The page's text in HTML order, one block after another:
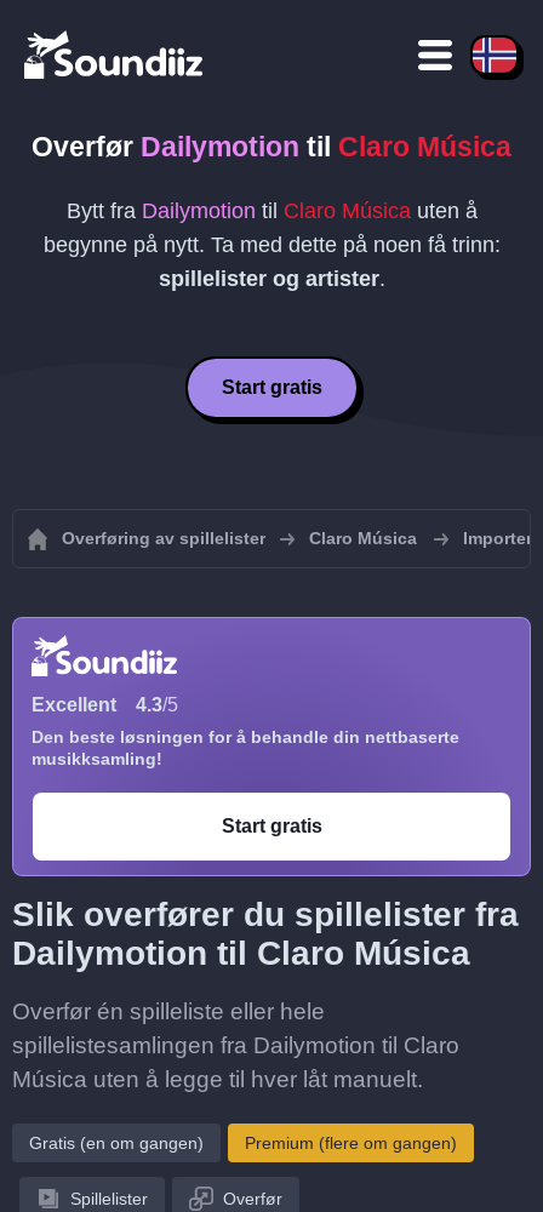
Overfør Dailymotion til Claro Música
Bytt fra Dailymotion til Claro Músicauten å
begynne på nytt. Ta med dette på noen få trinn:
spillelister og artister.
Start gratis
Overføring av spillelister Claro Música Importer
Excellent 4.3/5
Den beste løsningen for å behandle din nettbaserte
musikksamling!
Start gratis
Slik overfører du spillelister fra
Dailymotion til Claro Música
Overfør én spilleliste eller hele
spillelistesamlingen fra Dailymotion til Claro
Música uten å legge til hver låt manuelt.
Gratis (en om gangen) Premium (flere om gangen)
Spillelister Overfør